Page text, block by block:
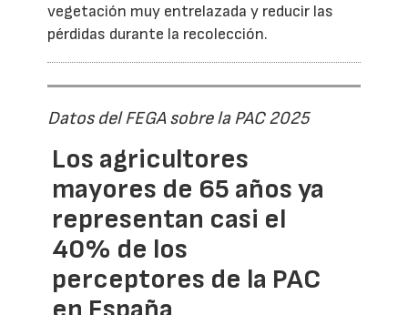
vegetación muy entrelazada y reducir las
pérdidas durante la recolección.
Datos del FEGA sobre la PAC 2025
Los agricultores
mayores de 65 años ya
representan casi el
40% de los
perceptores de la PAC